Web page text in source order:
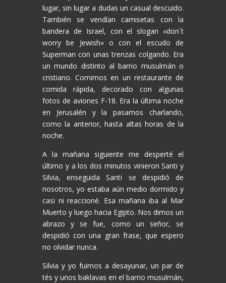
lugar, sin lugar a dudas un casual descuido.
También se vendían camisetas con la
bandera de Israel, con el slogan «don´t
worry be Jewish» o con el escudo de
Superman con unas trenzas colgando. Era
un mundo distinto al barrio musulmán o
cristiano. Comimos en un restaurante de
comida rápida, decorado con algunas
fotos de aviones F-18. Era la última noche
en Jerusalén y la pasamos charlando,
como la anterior, hasta altas horas de la
noche.
A la mañana siguiente me desperté el
último y a los dos minutos vinieron Santi y
Silvia, enseguida Santi se despidió de
nosotros, yo estaba aún medio dormido y
casi ni reaccioné. Esa mañana iba al Mar
Muerto y luego hacia Egipto. Nos dimos un
abrazo y se fue, como un señor, se
despidió con una gran frase, que espero
no olvidar nunca.
Silvia y yo fuimos a desayunar, un par de
tés y unos baklavas en el barrio musulmán,